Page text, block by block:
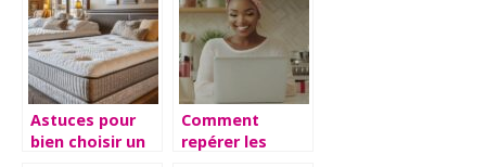
vos courses en
ligne
boutique en
ligne ?
Astuces pour
bien choisir un
Comment
repérer les